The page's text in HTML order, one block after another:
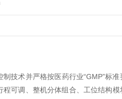
技术并严格按医药行业“GMP”标准
可调、整机分体组合、工位结构模